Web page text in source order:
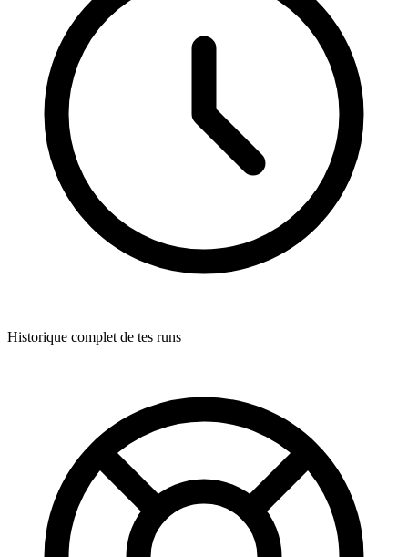
Historique complet de tes runs